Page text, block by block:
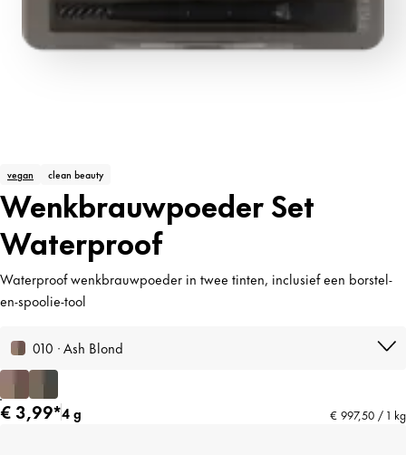
vegan clean beauty
Wenkbrauwpoeder Set
Waterproof
Waterproof wenkbrauwpoeder in twee tinten, inclusief een borstel-
en-spoolie-tool
010 · Ash Blond
€ 3,99*4 g € 997,50 / 1 kg